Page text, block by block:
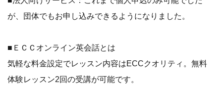
が、団体でもお申し込みできるようになりました。
■ＥＣＣオンライン英会話とは
気軽な料金設定でレッスン内容はECCクオリティ。無料
体験レッスン2回の受講が可能です。